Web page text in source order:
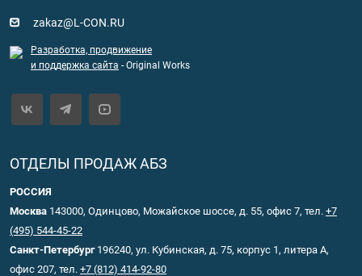
zakaz@L-CON.RU
Разработка, продвижение
и поддержка сайта - Original Works
ОТДЕЛЫ ПРОДАЖ АБЗ
РОССИЯ
Москва 143000, Одинцово, Можайское шоссе, д. 55, офис 7, тел. +7
(495) 544-45-22
Санкт-Петербург196240, ул. Кубинская, д. 75, корпус 1, литера А,
офис 207, тел. +7 (812) 414-92-80